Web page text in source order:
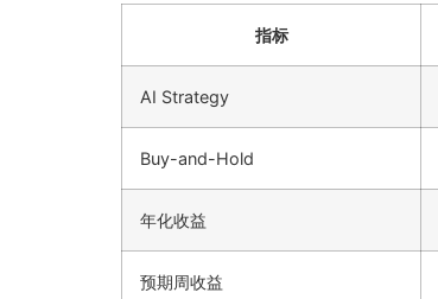
指标
AI Strategy
Buy-and-Hold
年化收益
预期周收益